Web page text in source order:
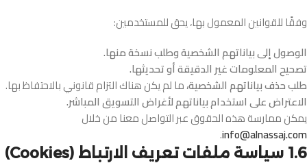
وفقًا للقوانين المعمول بها، يحق للمستخدمين:
الوصول إلى بياناتهم الشخصية وطلب نسخة منها.
تصحيح المعلومات غير الدقيقة أو تحديثها.
طلب حذف بياناتهم الشخصية،ما لم يكن هناك التزام قانوني بالاحتفاظ بها.
الاعتراض على استخدام بياناتهم لأغراض التسويق المباشر.
يمكن ممارسة هذه الحقوق عبر التواصل معنا من خلال
info@alnassaj.com
.
1.6 سياسة ملفات تعريف الارتباط (Cookies)